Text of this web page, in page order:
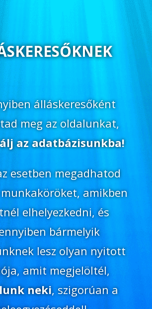
álláskeresőként
meg az oldalunkat,
az adatbázisunkba!
esetben megadhatod
amikben
elhelyezkedni, és
bármelyik
lesz olyan nyitott
amit megjelöltél,
neki, szigorúan a